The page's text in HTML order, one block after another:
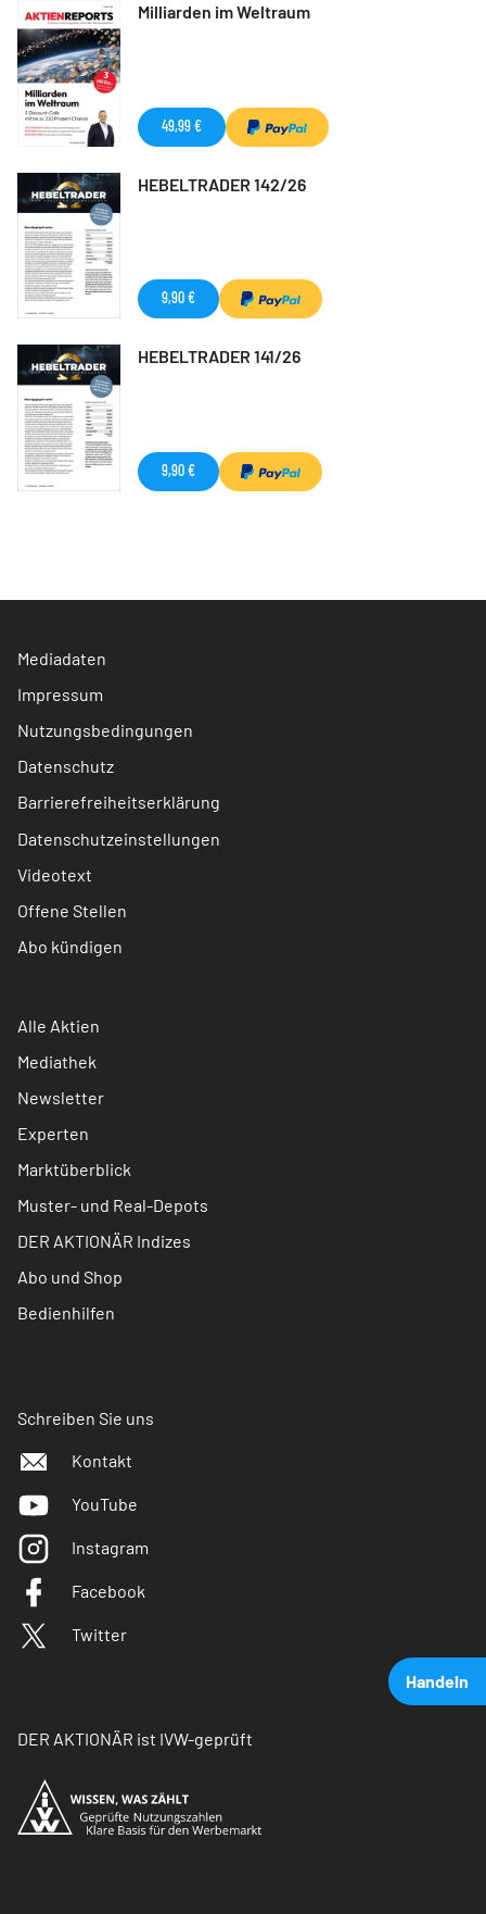
Handeln
Milliarden im Weltraum
49,99 €
HEBELTRADER 142/26
9,90 €
HEBELTRADER 141/26
9,90 €
Mediadaten
Impressum
Nutzungsbedingungen
Datenschutz
Barrierefreiheitserklärung
Datenschutzeinstellungen
Videotext
Offene Stellen
Abo kündigen
Alle Aktien
Mediathek
Newsletter
Experten
Marktüberblick
Muster- und Real-Depots
DER AKTIONÄR Indizes
Abo und Shop
Bedienhilfen
Schreiben Sie uns
Kontakt
YouTube
Instagram
Facebook
Twitter
DER AKTIONÄR ist IVW-geprüft